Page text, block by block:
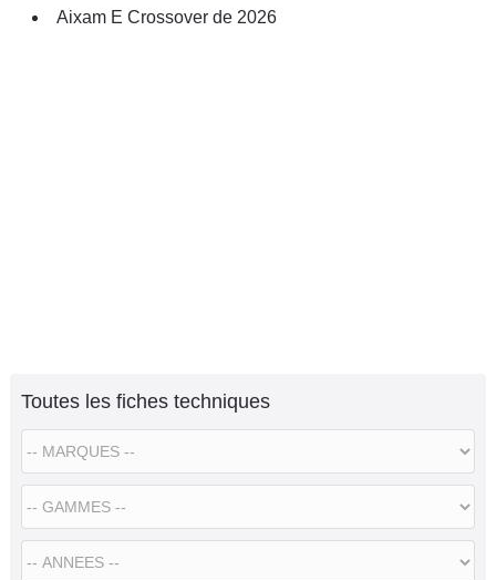
Aixam E Crossover de 2026
Toutes les fiches techniques